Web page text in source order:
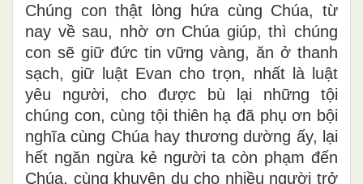
Chúng con thật lòng hứa cùng Chúa, từ
nay về sau, nhờ ơn Chúa giúp, thì chúng
con sẽ giữ đức tin vững vàng, ăn ở thanh
sạch, giữ luật Evan cho trọn, nhất là luật
yêu người, cho được bù lại những tội
chúng con, cùng tội thiên hạ đã phụ ơn bội
nghĩa cùng Chúa hay thương dường ấy, lại
hết ngăn ngừa kẻ người ta còn phạm đến
Chúa, cùng khuyên dụ cho nhiều người trở